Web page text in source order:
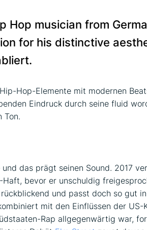
Hop musician from
for his distinctive
Hop-Elemente mit modernen
Eindruck durch seine fluid
Ton.
und das prägt seinen Sound. 2017
bevor er unschuldig
und passt doch so gut
mit den Einflüssen der US-
Rap allgegenwärtig war,